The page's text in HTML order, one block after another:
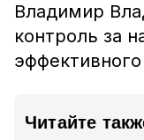
Владимир
контроль за
Читайте